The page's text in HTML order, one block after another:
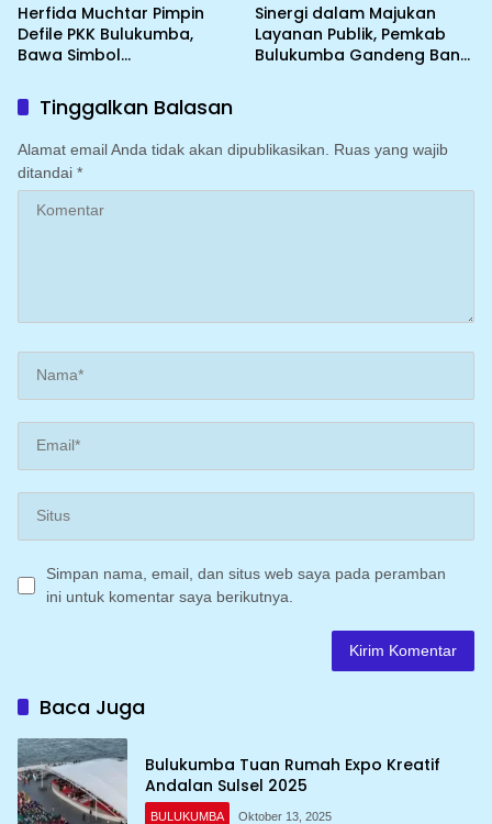
Herfida Muchtar Pimpin
Defile PKK Bulukumba,
Bawa Simbol
Kerja
Sinergi dalam Majukan
Layanan Publik, Pemkab
Bulukumba Gandeng Bank
Tinggalkan Balasan
Alamat email Anda tidak akan dipublikasikan.
Ruas yang wajib
ditandai *
Simpan nama, email, dan situs web saya pada peramban
ini untuk komentar saya berikutnya.
Baca Juga
Bulukumba Tuan Rumah Expo Kreatif
Andalan Sulsel 2025
BULUKUMBA Oktober 13, 2025